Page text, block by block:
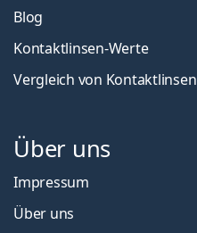
Blog
Kontaktlinsen-Werte
Vergleich von Kontaktlinsen
Über uns
Impressum
Über uns